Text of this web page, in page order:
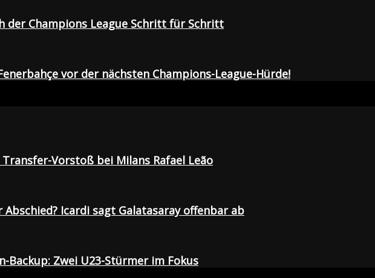
der Champions League Schritt für Schritt
vor der nächsten Champions-League-Hürde!
Vorstoß bei Milans Rafael Leão
Icardi sagt Galatasaray offenbar ab
Backup: Zwei U23-Stürmer im Fokus